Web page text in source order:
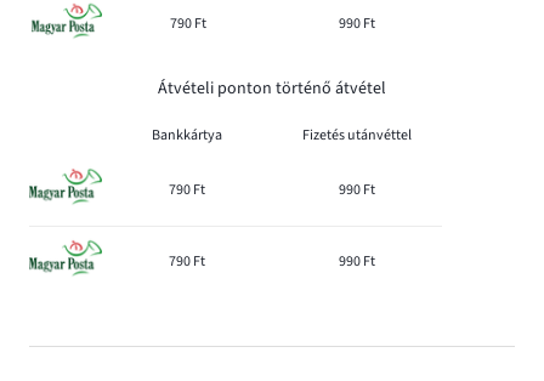
790 Ft 990 Ft
Átvételi ponton történő átvétel
Bankkártya Fizetés utánvéttel
790 Ft 990 Ft
790 Ft 990 Ft